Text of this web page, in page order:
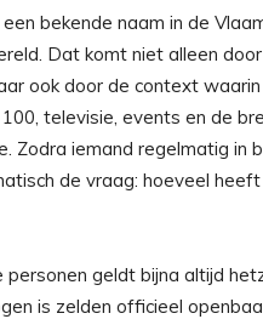
bekende naam in de
Dat komt niet alleen door
ook door de context waarin
televisie, events en de
Zodra iemand regelmatig in
de vraag: hoeveel heeft
personen geldt bijna altijd
is zelden officieel